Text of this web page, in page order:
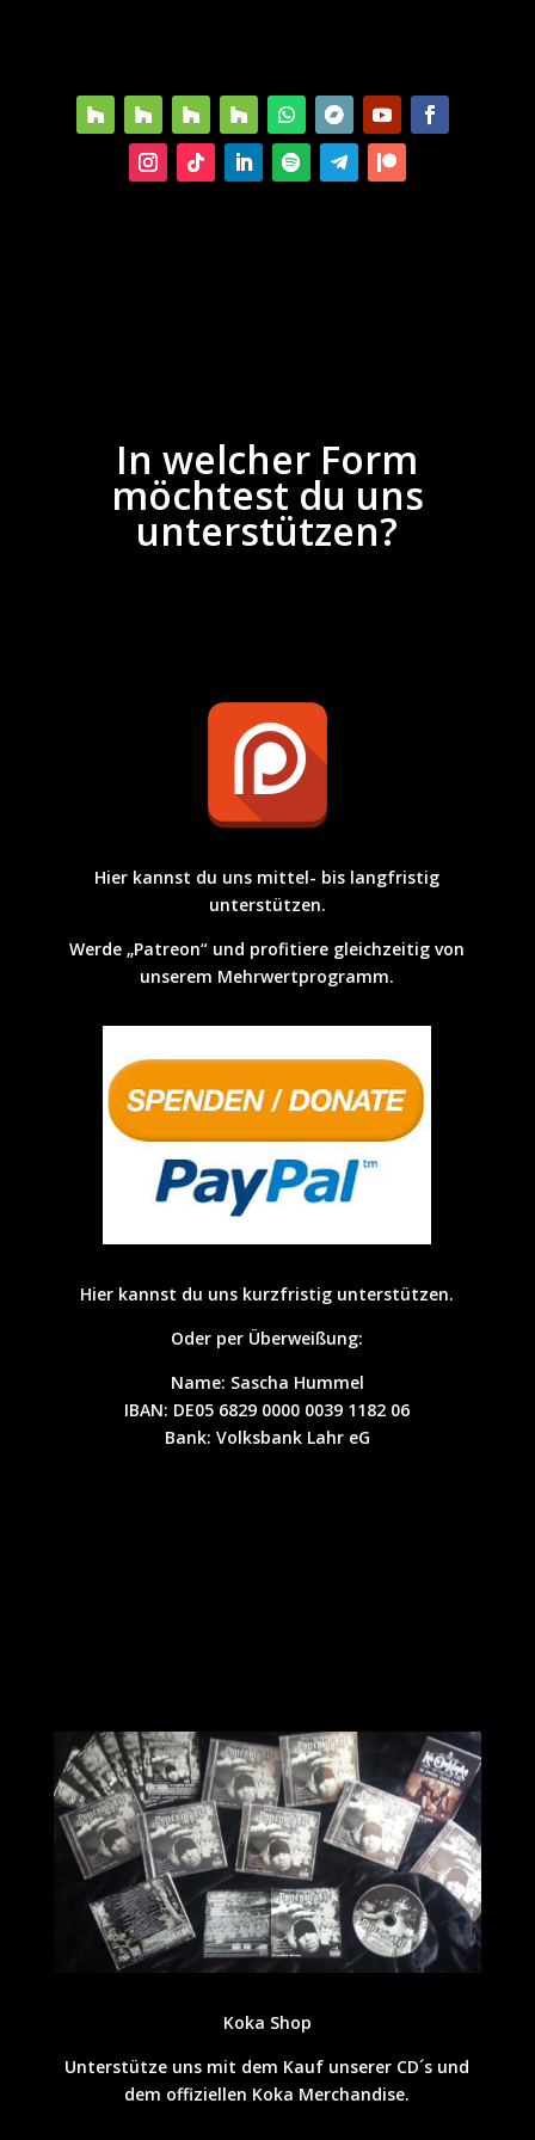
In welcher Form
möchtest du uns
unterstützen?
Hier kannst du uns mittel- bis langfristig
unterstützen.
Werde „Patreon“ und profitiere gleichzeitig von
unserem Mehrwertprogramm.
Hier kannst du uns kurzfristig unterstützen.
Oder per Überweißung:
Name: Sascha Hummel
IBAN: DE05 6829 0000 0039 1182 06
Bank: Volksbank Lahr eG
Koka Shop
Unterstütze uns mit dem Kauf unserer CD´s und
dem offiziellen Koka Merchandise.